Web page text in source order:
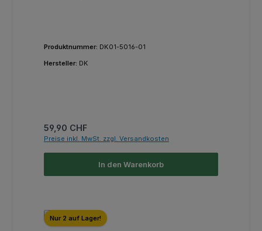
Produktnummer: DK01-5016-01
Hersteller: DK
Regulärer Preis:
59,90 CHF
Preise inkl. MwSt. zzgl. Versandkosten
In den Warenkorb
Nur 2 auf Lager!